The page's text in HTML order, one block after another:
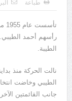
طباعة
الطيبة.
نالت الحركة منذ
جانب القائمتين